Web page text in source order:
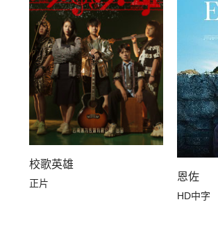
校歌英雄
正片
恩佐
HD中字